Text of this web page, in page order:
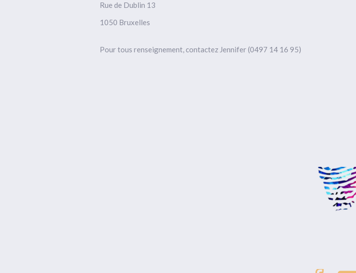
Rue de Dublin 13
1050 Bruxelles
Pour tous renseignement, contactez Jennifer (0497 14 16 95)